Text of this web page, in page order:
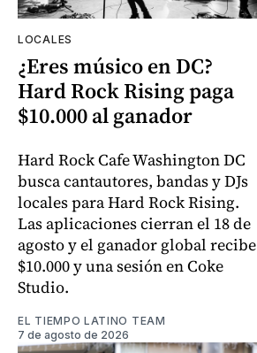
LOCALES
¿Eres músico en DC?
Hard Rock Rising paga
$10.000 al ganador
Hard Rock Cafe Washington DC
busca cantautores, bandas y DJs
locales para Hard Rock Rising.
Las aplicaciones cierran el 18 de
agosto y el ganador global recibe
$10.000 y una sesión en Coke
Studio.
EL TIEMPO LATINO TEAM
7 de agosto de 2026